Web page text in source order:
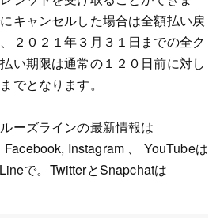
キャンセルした場合は全額払い戻
２０２１年３月３１日までの全ク
い期限は通常の１２０日前に対し
でとなります。
ーズラインの最新情報は
Instagram 、 YouTubeは
で。TwitterとSnapchatは